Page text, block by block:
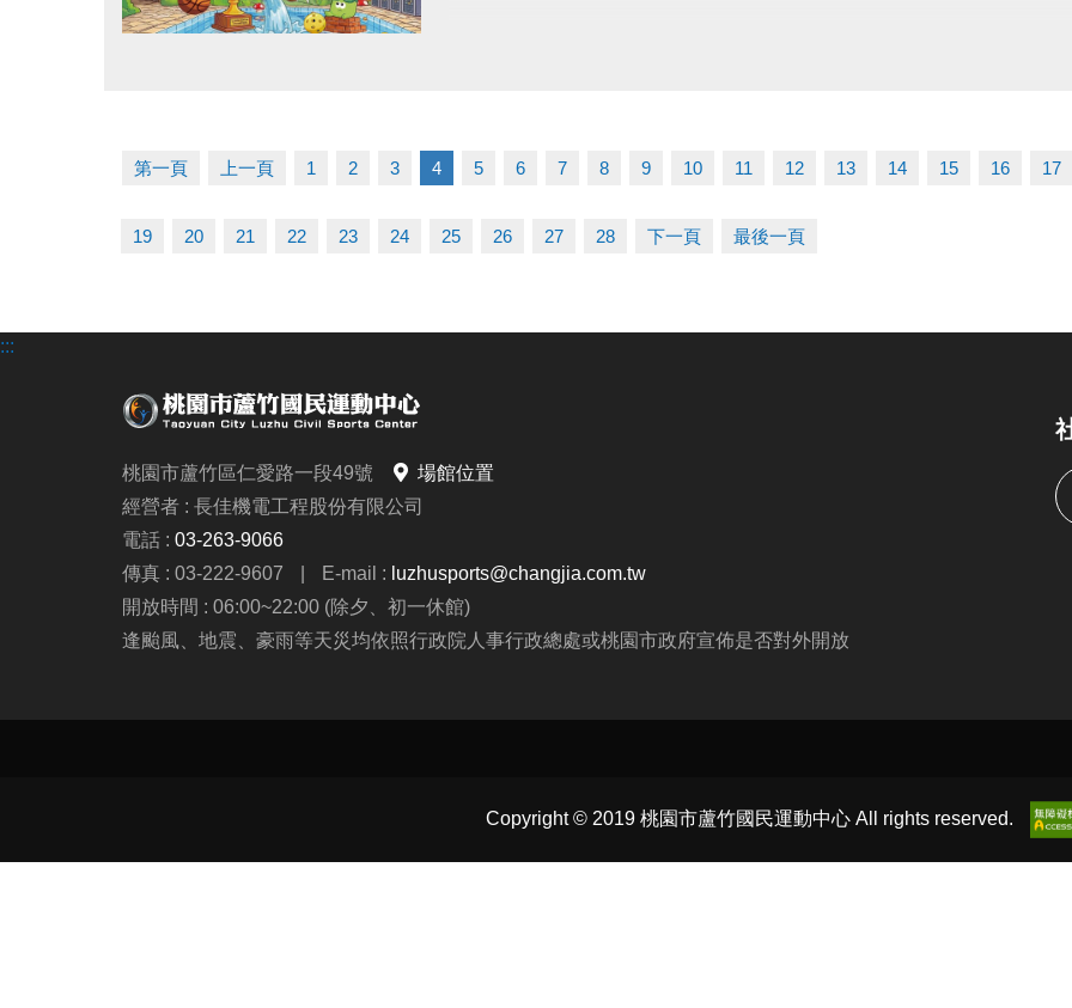
-FB : 桃園市蘆竹國民運動中心
-IG : @luzhusports
一般-----6/1至6/21享95折
多梯優惠---兩梯9折/三梯88折/五梯85折
◆泳力試煉營
全日營 $8000/半日營 $4000/第一梯 $3000
◆伊索教育科學全日營
第一周---$4900
第二周至第九周---$8300
-官網 : https://www.lzsports.com.tw/zh_TW/news/pageID/1/
第一頁 上一頁 1 2 3 4 5 6 7 8 9 10 11 12 13 14 15 16 17
19 20 21 22 23 24 25 26 27 28 下一頁 最後一頁
:::
桃園市蘆竹區仁愛路一段49號
場館位置
經營者 : 長佳機電工程股份有限公司
電話 : 03-263-9066
傳真 : 03-222-9607
E-mail : luzhusports@changjia.com.tw
開放時間 : 06:00~22:00 (除夕、初一休館)
逢颱風、地震、豪雨等天災均依照行政院人事行政總處或桃園市政府宣佈是否對外開放
Copyright © 2019 桃園市蘆竹國民運動中心 All rights reserved.